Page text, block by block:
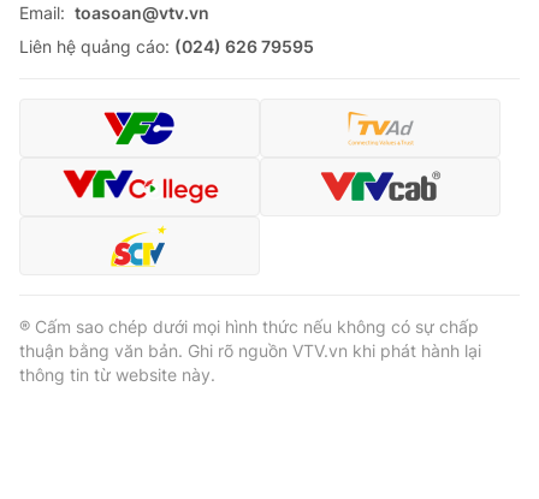
Email: toasoan@vtv.vn
Liên hệ quảng cáo: (024) 626 79595
® Cấm sao chép dưới mọi hình thức nếu không có sự chấp
thuận bằng văn bản. Ghi rõ nguồn VTV.vn khi phát hành lại
thông tin từ website này.